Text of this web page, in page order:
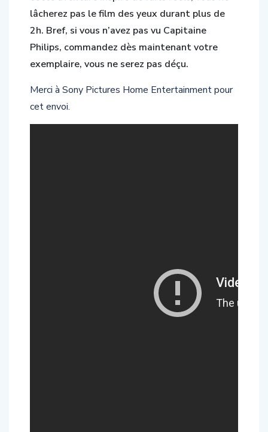
cette aventure inspiré de faits réels, vous ne
lâcherez pas le film des yeux durant plus de
2h. Bref, si vous n’avez pas vu Capitaine
Philips, commandez dès maintenant votre
Merci à Sony Pictures Home Entertainment pour